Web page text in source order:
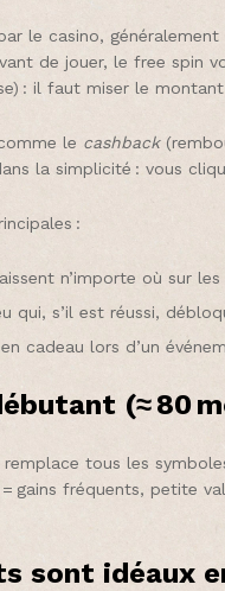
le casino,
de jouer, le free spin
: il faut miser le
le cashback
la simplicité : vous
:
n’importe où sur
qui, s’il est réussi,
cadeau lors d’un
(≈ 80
tous les
fréquents, petite
sont idéaux